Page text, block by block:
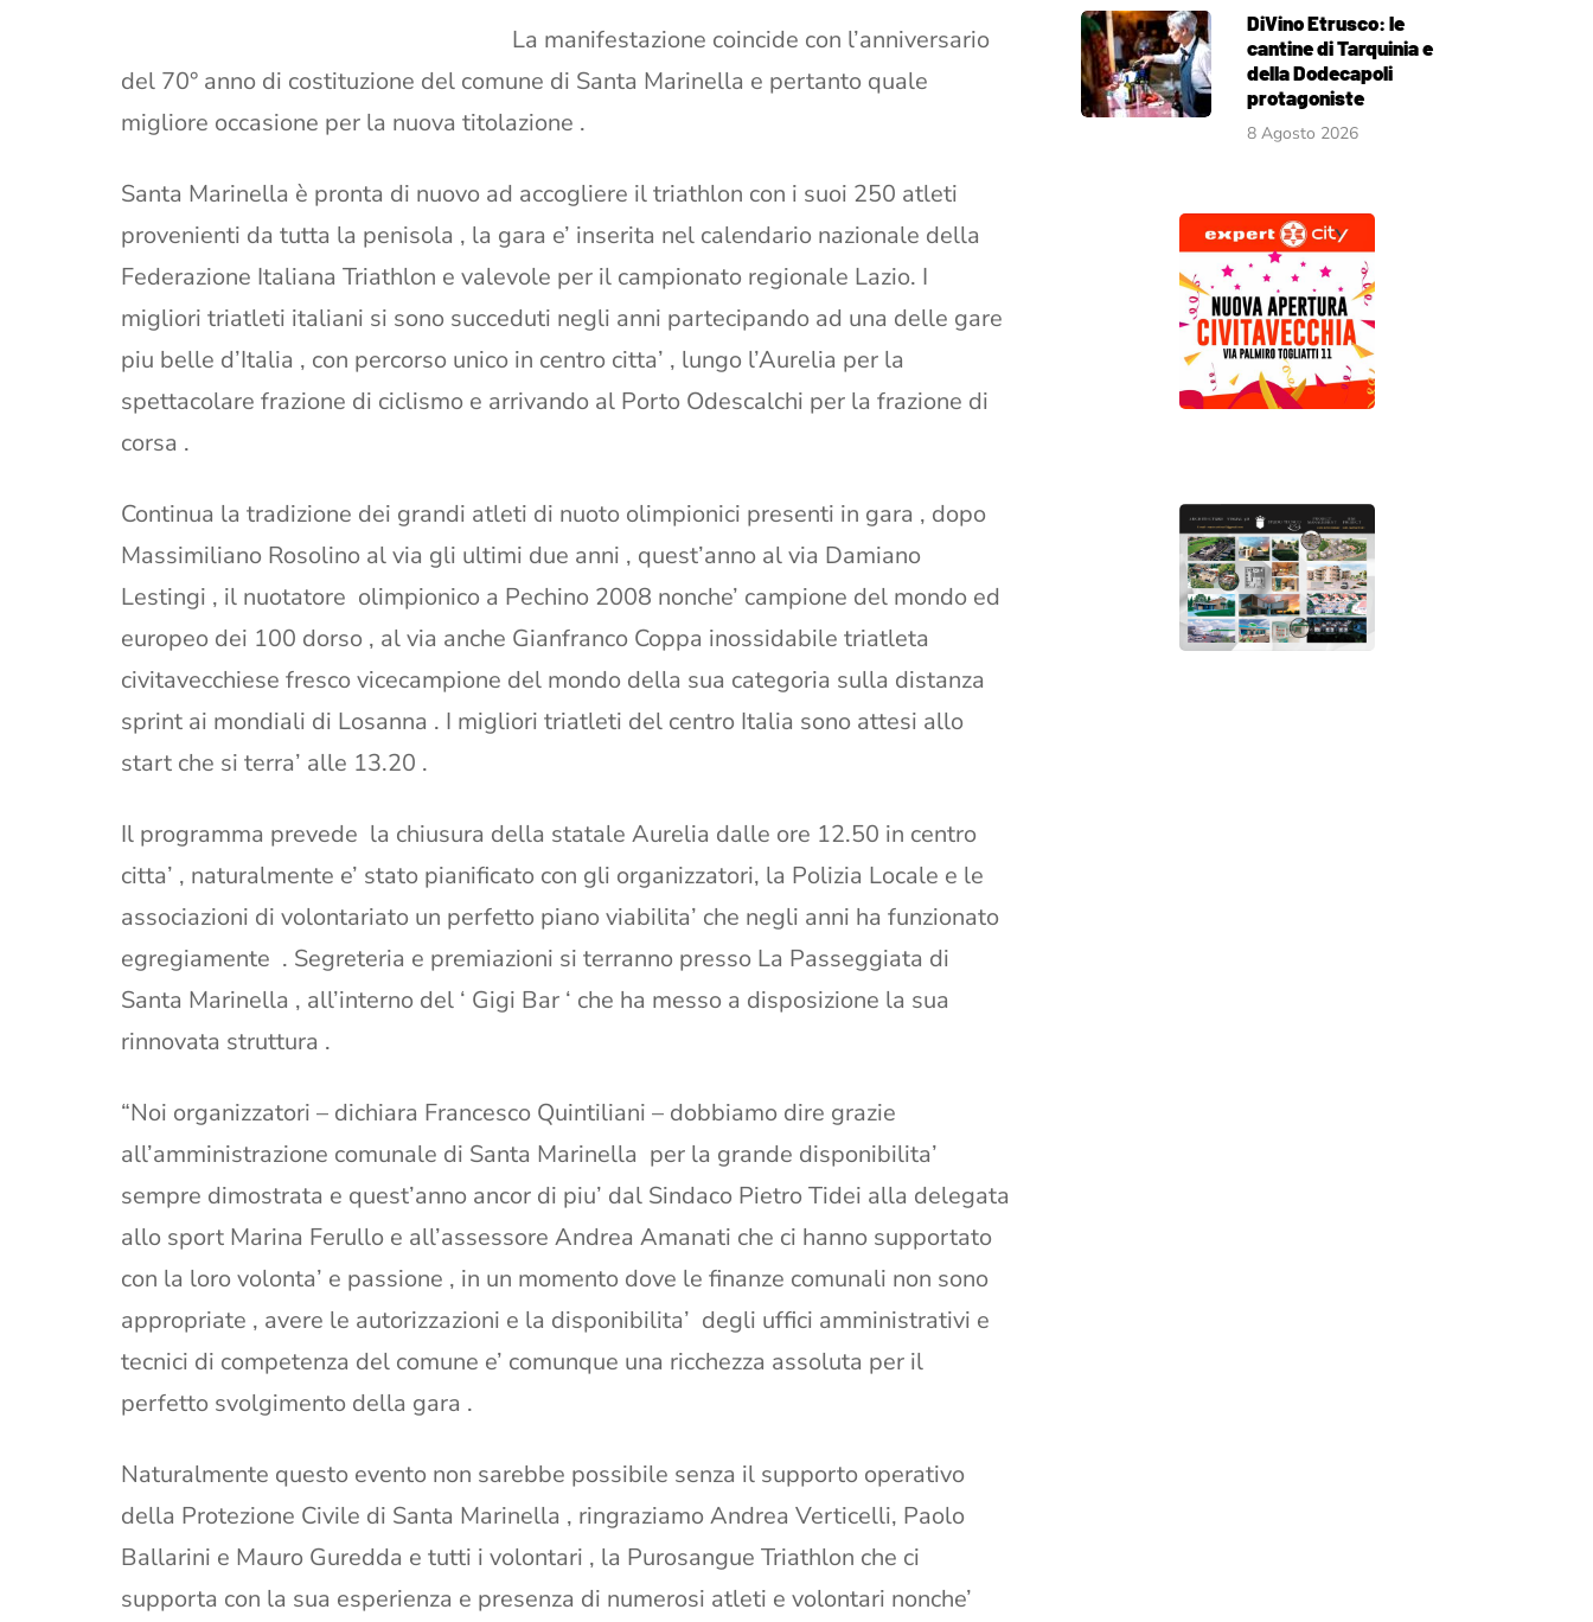
La manifestazione coincide con l’anniversario
del 70° anno di costituzione del comune di Santa Marinella e pertanto quale
migliore occasione per la nuova titolazione .
Santa Marinella è pronta di nuovo ad accogliere il triathlon con i suoi 250 atleti
provenienti da tutta la penisola , la gara e’ inserita nel calendario nazionale della
Federazione Italiana Triathlon e valevole per il campionato regionale Lazio. I
migliori triatleti italiani si sono succeduti negli anni partecipando ad una delle gare
piu belle d’Italia , con percorso unico in centro citta’ , lungo l’Aurelia per la
spettacolare frazione di ciclismo e arrivando al Porto Odescalchi per la frazione di
corsa .
Continua la tradizione dei grandi atleti di nuoto olimpionici presenti in gara , dopo
Massimiliano Rosolino al via gli ultimi due anni , quest’anno al via Damiano
Lestingi , il nuotatore olimpionico a Pechino 2008 nonche’ campione del mondo ed
europeo dei 100 dorso , al via anche Gianfranco Coppa inossidabile triatleta
civitavecchiese fresco vicecampione del mondo della sua categoria sulla distanza
sprint ai mondiali di Losanna . I migliori triatleti del centro Italia sono attesi allo
start che si terra’ alle 13.20 .
Il programma prevede la chiusura della statale Aurelia dalle ore 12.50 in centro
citta’ , naturalmente e’ stato pianificato con gli organizzatori, la Polizia Locale e le
associazioni di volontariato un perfetto piano viabilita’ che negli anni ha funzionato
egregiamente . Segreteria e premiazioni si terranno presso La Passeggiata di
Santa Marinella , all’interno del ‘ Gigi Bar ‘ che ha messo a disposizione la sua
rinnovata struttura .
“Noi organizzatori – dichiara Francesco Quintiliani – dobbiamo dire grazie
all’amministrazione comunale di Santa Marinella per la grande disponibilita’
sempre dimostrata e quest’anno ancor di piu’ dal Sindaco Pietro Tidei alla delegata
allo sport Marina Ferullo e all’assessore Andrea Amanati che ci hanno supportato
con la loro volonta’ e passione , in un momento dove le finanze comunali non sono
appropriate , avere le autorizzazioni e la disponibilita’ degli uffici amministrativi e
tecnici di competenza del comune e’ comunque una ricchezza assoluta per il
perfetto svolgimento della gara .
Naturalmente questo evento non sarebbe possibile senza il supporto operativo
della Protezione Civile di Santa Marinella , ringraziamo Andrea Verticelli, Paolo
Ballarini e Mauro Guredda e tutti i volontari , la Purosangue Triathlon che ci
supporta con la sua esperienza e presenza di numerosi atleti e volontari nonche’
DiVino Etrusco: le
cantine di Tarquinia e
della Dodecapoli
protagoniste
8 Agosto 2026